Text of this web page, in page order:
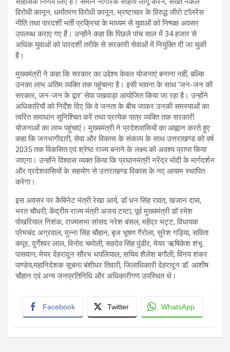
विरोधी कानून, धर्मांतरण विरोधी कानून, भ्रष्टाचार के विरुद्ध जीरो टॉलरेंस
नीति तथा पारदर्शी भर्ती प्रक्रिया के माध्यम से युवाओं को निष्पक्ष अवसर
उपलब्ध कराए गए हैं। उन्होंने कहा कि पिछले पांच साल में 34 हजार से
अधिक युवाओं को पारदर्शी तरीके से सरकारी सेवाओं में नियुक्ति दी जा चुकी
है।
मुख्यमंत्री ने कहा कि सरकार का उद्देश्य केवल योजनाएं बनाना नहीं, बल्कि
उनका लाभ अंतिम व्यक्ति तक पहुंचाना है। इसी भावना के साथ ‘जन-जन की
सरकार, जन-जन के द्वार’ सेवा पखवाड़ा आयोजित किया जा रहा है। उन्होंने
अधिकारियों को निर्देश दिए कि वे जनता के बीच जाकर उनकी समस्याओं का
त्वरित समाधान सुनिश्चित करें तथा प्रत्येक पात्र व्यक्ति तक सरकारी
योजनाओं का लाभ पहुंचाएं। मुख्यमंत्री ने प्रदेशवासियों का आह्वान करते हुए
कहा कि जनभागीदारी, सेवा और विकास के संकल्प के साथ उत्तराखण्ड को वर्ष
2035 तक विकसित एवं श्रेष्ठ राज्य बनाने के लक्ष्य को अवश्य प्राप्त किया
जाएगा। उन्होंने विश्वास व्यक्त किया कि प्रधानमंत्री नरेंद्र मोदी के मार्गदर्शन
और प्रदेशवासियों के सहयोग से उत्तराखण्ड विकास के नए आयाम स्थापित
करेगा।
इस अवसर पर कैबिनेट मंत्री रेखा आर्य, डॉ धन सिंह रावत, खजान दास,
भरत चौधरी, केंद्रीय राज्य मंत्री अजय टम्टा, पूर्व मुख्यमंत्री डॉ रमेश
पोखरियाल निशंक, राज्यसभा सांसद नरेश बंसल, महेंद्र भट्ट, विधायक
प्रेमचंद अग्रवाल, मुन्ना सिंह चौहान, बृज भूषण गैरोला, सुरेश गड़िया, सविता
कपूर, दुर्गेश्वर लाल, विनोद चमोली, सहदेव सिंह पुंडीर, मेयर ऋषिकेश शंभू
पासवान, मेयर देहरादून सौरभ थपलियाल, सचिव शैलेश बगौली, विनय शंकर
पाण्डेय,महानिदेशक सूचना बंशीधर तिवारी, जिलाधिकारी देहरादून डॉ. आशीष
चौहान एवं अन्य जनप्रतिनिधि और अधिकारीगण उपस्थित थे।
Facebook Twitter WhatsApp